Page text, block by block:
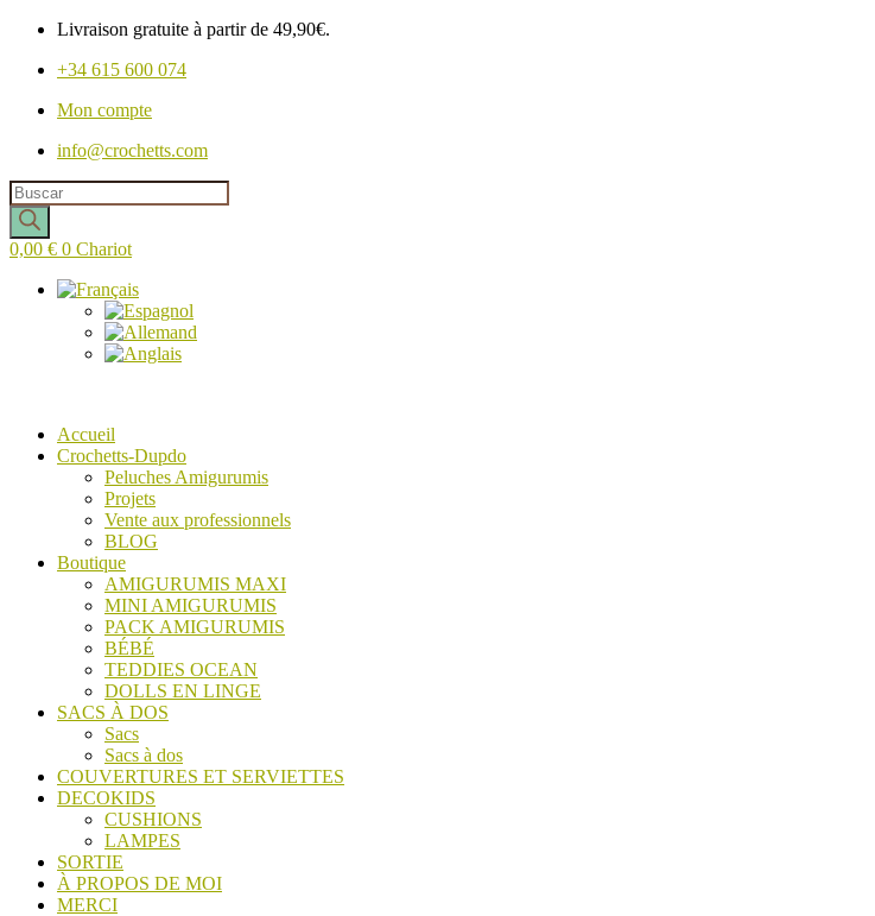
Livraison gratuite à partir de 49,90€.
+34 615 600 074
Mon compte
info@crochetts.com
Recherche
de
produits
0,00 € 0 Chariot
Accueil
Crochetts-Dupdo
Peluches Amigurumis
Projets
Vente aux professionnels
BLOG
Boutique
AMIGURUMIS MAXI
MINI AMIGURUMIS
PACK AMIGURUMIS
BÉBÉ
TEDDIES OCEAN
DOLLS EN LINGE
SACS À DOS
Sacs
Sacs à dos
COUVERTURES ET SERVIETTES
DECOKIDS
CUSHIONS
LAMPES
SORTIE
À PROPOS DE MOI
MERCI